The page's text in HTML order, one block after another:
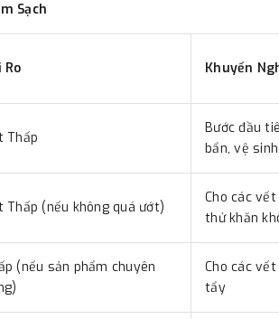
Sạch
Ro Khuyến
Thấp
Bước đầu
bẩn, vệ
Thấp (nếu không quá ướt)
Cho các
thử khăn
(nếu sản phẩm chuyên
Cho các
tẩy